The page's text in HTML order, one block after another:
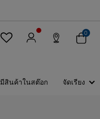
0
มีสินค้าในสต๊อก จัดเรียง